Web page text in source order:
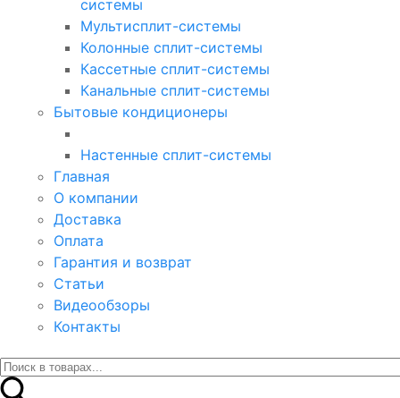
системы
Мультисплит-системы
Колонные сплит-системы
Кассетные сплит-системы
Канальные сплит-системы
Бытовые кондиционеры
Настенные сплит-системы
Главная
О компании
Доставка
Оплата
Гарантия и возврат
Статьи
Видеообзоры
Контакты